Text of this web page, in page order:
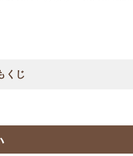
くじ